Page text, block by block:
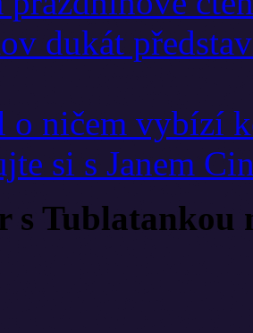
dukát
o ničem vybízí
si s Janem
s Tublatankou